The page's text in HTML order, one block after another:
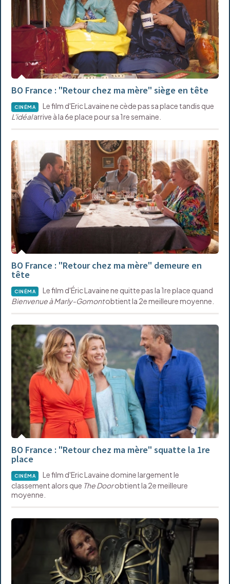
BO France : "Retour chez ma mère" siège en tête
CINÉMA
Le film d'Eric Lavaine ne cède pas sa place tandis que
L'idéalarrive à la 6e place pour sa 1re semaine.
BO France : "Retour chez ma mère" demeure en
tête
CINÉMA
Le film d'Éric Lavaine ne quitte pas la 1re place quand
Bienvenue à Marly-Gomontobtient la 2e meilleure moyenne.
BO France : "Retour chez ma mère" squatte la 1re
place
CINÉMA
Le film d'Eric Lavaine domine largement le
classement alors que The Doorobtient la 2e meilleure
moyenne.